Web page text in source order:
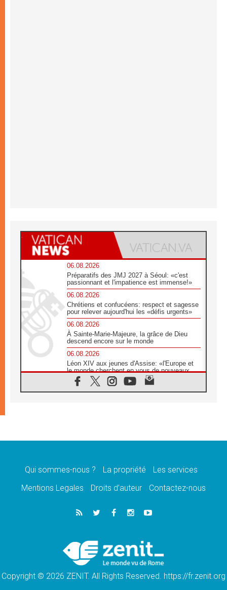
06.08.2026
Préparatifs des JMJ 2027 à Séoul: «c'est
passionnant et l'impatience est immense!»
06.08.2026
Chrétiens et confucéens: respect et sagesse
pour relever aujourd'hui les «défis urgents»
06.08.2026
À Sainte-Marie-Majeure, la grâce de Dieu
descend encore sur le monde
06.08.2026
Léon XIV aux jeunes d'Assise: «l'Europe et
le monde cherchent en vous de nouveaux
saints»
06.08.2026
«construire la civilisation de l'amour»
La visite du Pape en Argentine portera «un
05.08.2026
«La visite du Pape en Uruguay renforcera
Le nonce en Ukraine: «Il est inquiétant
d'entendre ceux qui bénissent la guerre»
Qui sommes-nous ? La propriété
Les services
Mentions Legales
Droits d’auteur Contactez-nous
Copyright © 2026 ZENIT. All Rights Reserved. https://fr.zenit.org